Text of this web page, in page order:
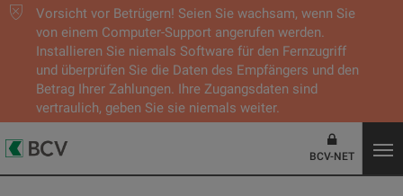
Vorsicht vor Betrügern! Seien Sie wachsam, wenn Sie
von einem Computer-Support angerufen werden.
Installieren Sie niemals Software für den Fernzugriff
und überprüfen Sie die Daten des Empfängers und den
Betrag Ihrer Zahlungen. Ihre Zugangsdaten sind
vertraulich, geben Sie sie niemals weiter.
BCV-NET